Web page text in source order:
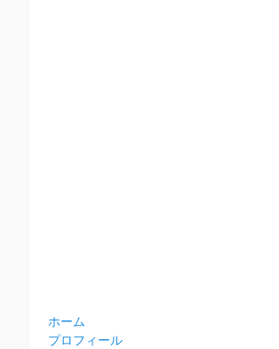
ホーム
プロフィール